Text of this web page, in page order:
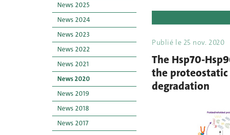
News 2025
News 2024
News 2023
News 2022
News 2021
News 2020
News 2019
News 2018
News 2017
Publié le 25 nov. 2020
The Hsp70-
the
degradation